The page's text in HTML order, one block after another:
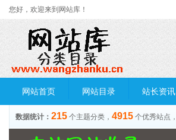
您好，欢迎来到网站库！
网站首页 网站目录 站长资讯
数据统计： 215 个主题分类， 4915 个优秀站点，